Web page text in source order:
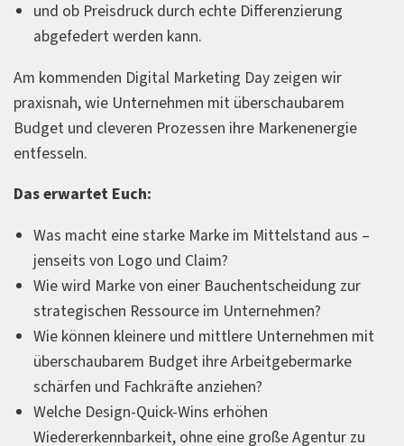
und ob Preisdruck durch echte Differenzierung
abgefedert werden kann.
Am kommenden Digital Marketing Day zeigen wir
praxisnah, wie Unternehmen mit überschaubarem
Budget und cleveren Prozessen ihre Markenenergie
entfesseln.
Das erwartet Euch:
Was macht eine starke Marke im Mittelstand aus –
jenseits von Logo und Claim?
Wie wird Marke von einer Bauchentscheidung zur
strategischen Ressource im Unternehmen?
Wie können kleinere und mittlere Unternehmen mit
überschaubarem Budget ihre Arbeitgebermarke
schärfen und Fachkräfte anziehen?
Welche Design-Quick-Wins erhöhen
Wiedererkennbarkeit, ohne eine große Agentur zu